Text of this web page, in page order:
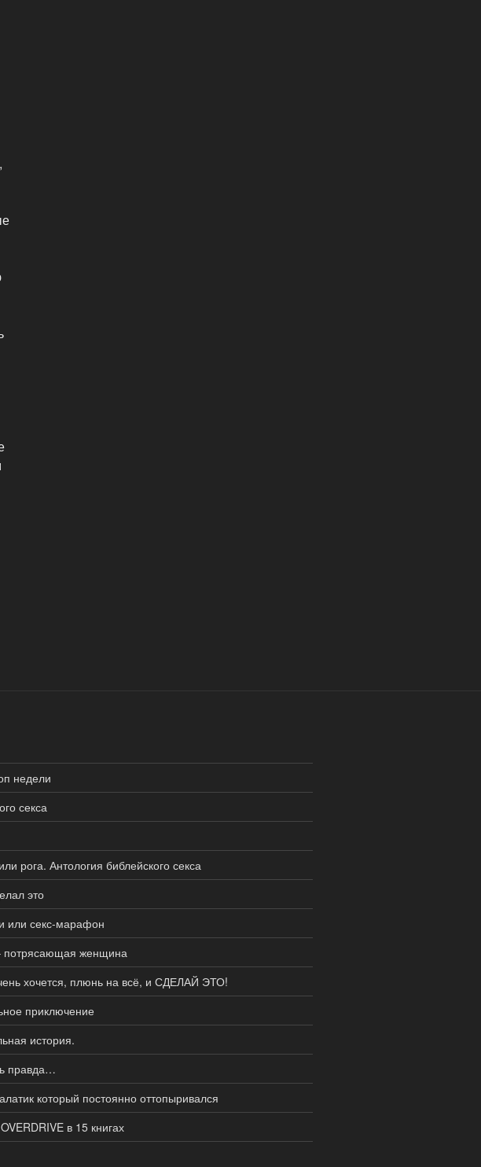
недели
секса
рога. Антология библейского секса
это
или секс-марафон
потрясающая женщина
хочется, плюнь на всё, и СДЕЛАЙ ЭТО!
приключение
история.
правда…
который постоянно оттопыривался
в 15 книгах